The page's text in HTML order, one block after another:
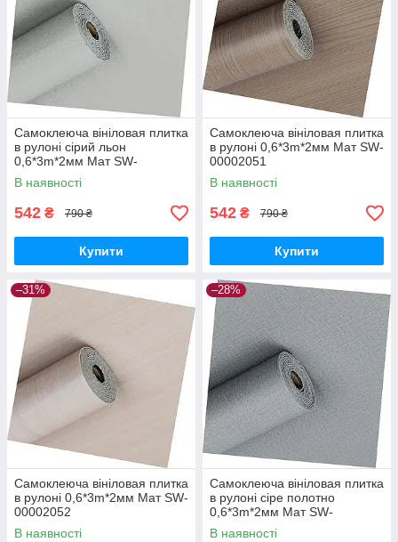
Самоклеюча вініловая плитка
в рулоні сірий льон
0,6*3m*2мм Мат SW-
00002043
В наявності
542 ₴ 790 ₴
Купити
Самоклеюча вініловая плитка
в рулоні 0,6*3m*2мм Мат SW-
00002051
В наявності
542 ₴ 790 ₴
Купити
–31%
Самоклеюча вініловая плитка
в рулоні 0,6*3m*2мм Мат SW-
00002052
В наявності
–28%
Самоклеюча вініловая плитка
в рулоні сіре полотно
0,6*3m*2мм Мат SW-
00002034
В наявності